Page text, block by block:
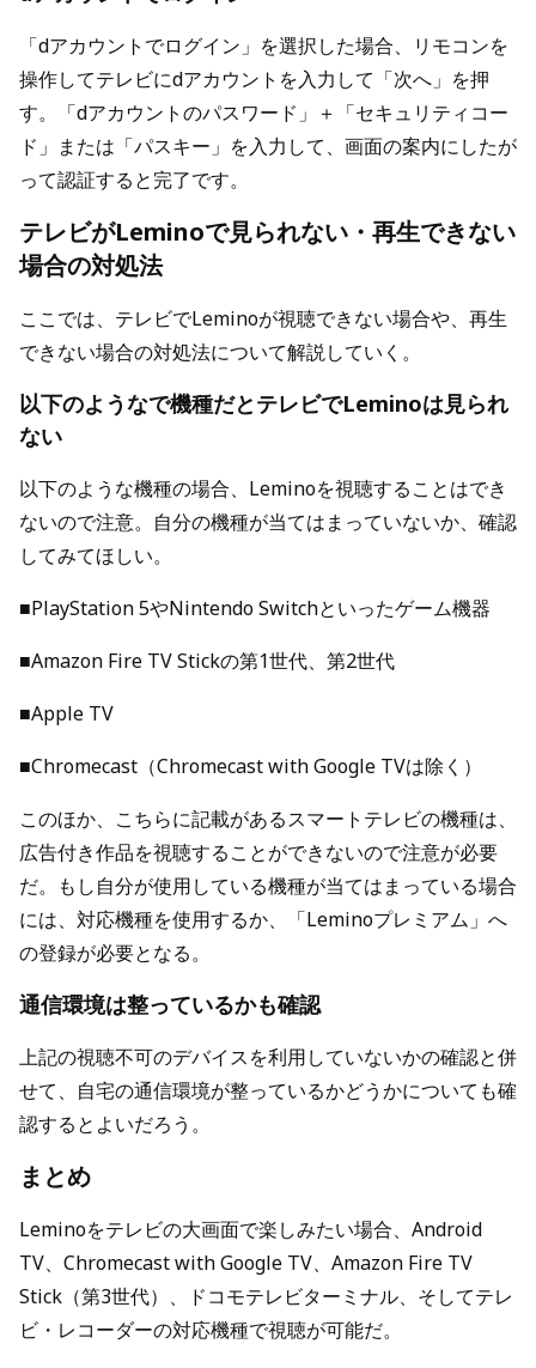
「dアカウントでログイン」を選択した場合、リモコンを
操作してテレビにdアカウントを入力して「次へ」を押
す。「dアカウントのパスワード」＋「セキュリティコー
ド」または「パスキー」を入力して、画面の案内にしたが
って認証すると完了です。
テレビがLeminoで見られない・再生できない
場合の対処法
ここでは、テレビでLeminoが視聴できない場合や、再生
できない場合の対処法について解説していく。
以下のようなで機種だとテレビでLeminoは見られ
ない
以下のような機種の場合、Leminoを視聴することはでき
ないので注意。自分の機種が当てはまっていないか、確認
してみてほしい。
■PlayStation 5やNintendo Switchといったゲーム機器
■Amazon Fire TV Stickの第1世代、第2世代
■Apple TV
■Chromecast（Chromecast with Google TVは除く）
このほか、こちらに記載があるスマートテレビの機種は、
広告付き作品を視聴することができないので注意が必要
だ。もし自分が使用している機種が当てはまっている場合
には、対応機種を使用するか、「Leminoプレミアム」へ
の登録が必要となる。
通信環境は整っているかも確認
上記の視聴不可のデバイスを利用していないかの確認と併
せて、自宅の通信環境が整っているかどうかについても確
認するとよいだろう。
まとめ
Leminoをテレビの大画面で楽しみたい場合、Android
TV、Chromecast with Google TV、Amazon Fire TV
Stick（第3世代）、ドコモテレビターミナル、そしてテレ
ビ・レコーダーの対応機種で視聴が可能だ。